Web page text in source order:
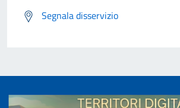
Segnala disservizio